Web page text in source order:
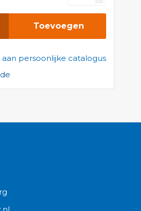
Toevoegen
persoonlijke catalogus